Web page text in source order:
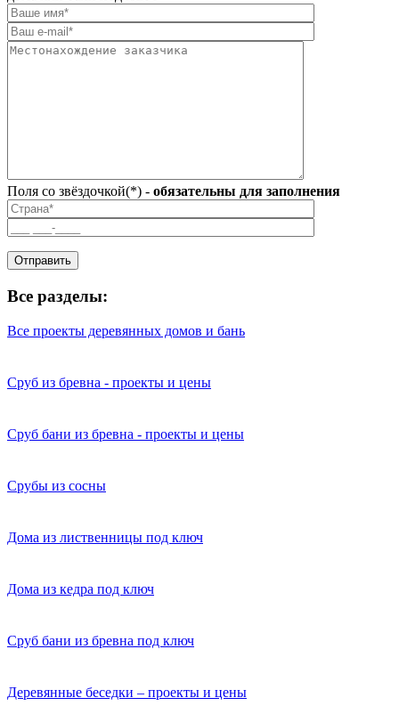
Поля со звёздочкой(*) - обязательны для заполнения
Все разделы:
Все проекты деревянных домов и бань
Сруб из бревна - проекты и цены
Сруб бани из бревна - проекты и цены
Срубы из сосны
Дома из лиственницы под ключ
Дома из кедра под ключ
Сруб бани из бревна под ключ
Деревянные беседки – проекты и цены